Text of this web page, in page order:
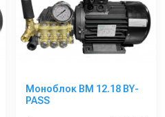
Моноблок BM 12.18 BY-
PASS